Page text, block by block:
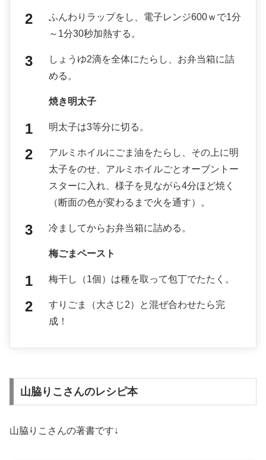
ふんわりラップをし、電子レンジ600ｗで1分
～1分30秒加熱する。
しょうゆ2滴を全体にたらし、お弁当箱に詰
める。
焼き明太子
明太子は3等分に切る。
アルミホイルにごま油をたらし、その上に明
太子をのせ、アルミホイルごとオーブントー
スターに入れ、様子を見ながら4分ほど焼く
（断面の色が変わるまで火を通す）。
冷ましてからお弁当箱に詰める。
梅ごまペースト
梅干し（1個）は種を取って包丁でたたく。
すりごま（大さじ2）と混ぜ合わせたら完
成！
山脇りこさんのレシピ本
山脇りこさんの著書です↓